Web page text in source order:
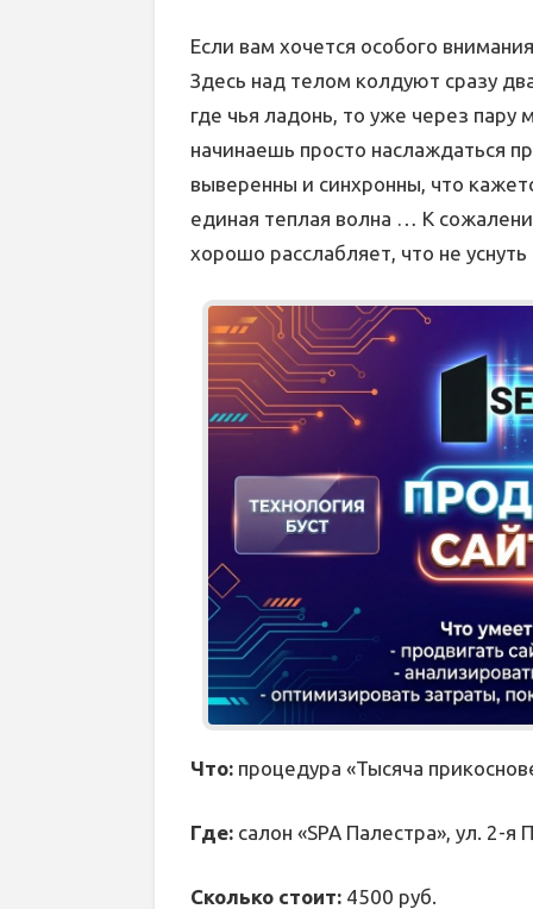
Если вам хочется особого
Здесь над телом колдуют сразу
где чья ладонь, то уже через
начинаешь просто наслаждаться
выверенны и синхронны, что
единая теплая волна … К
хорошо расслабляет, что не
Что: процедура «Тысяча
Где: салон «SPA Палестра», ул. 2-я
Сколько стоит: 4500 руб.